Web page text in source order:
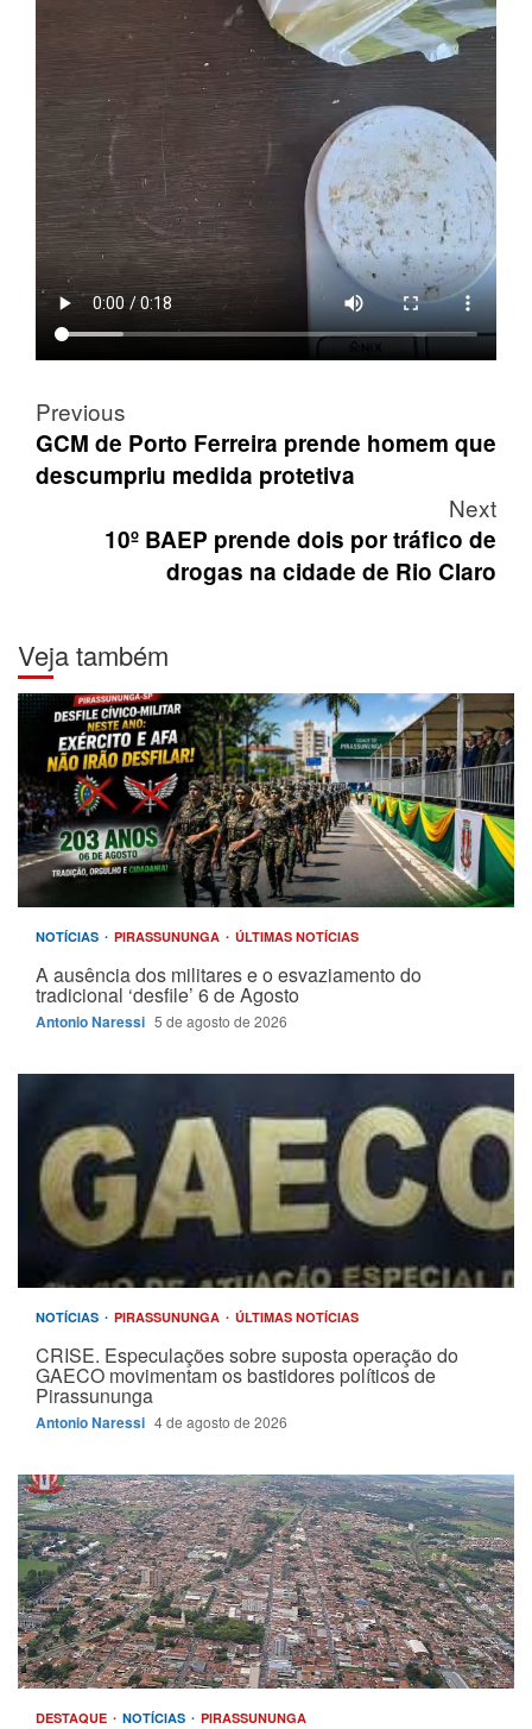
Post
navigation
Previous
GCM de Porto Ferreira prende homem que
descumpriu medida protetiva
Next
10º BAEP prende dois por tráfico de
drogas na cidade de Rio Claro
Veja também
NOTÍCIAS PIRASSUNUNGA ÚLTIMAS NOTÍCIAS
A ausência dos militares e o esvaziamento do
tradicional ‘desfile’ 6 de Agosto
Antonio Naressi 5 de agosto de 2026
NOTÍCIAS PIRASSUNUNGA ÚLTIMAS NOTÍCIAS
CRISE. Especulações sobre suposta operação do
GAECO movimentam os bastidores políticos de
Pirassununga
Antonio Naressi 4 de agosto de 2026
DESTAQUE NOTÍCIAS PIRASSUNUNGA